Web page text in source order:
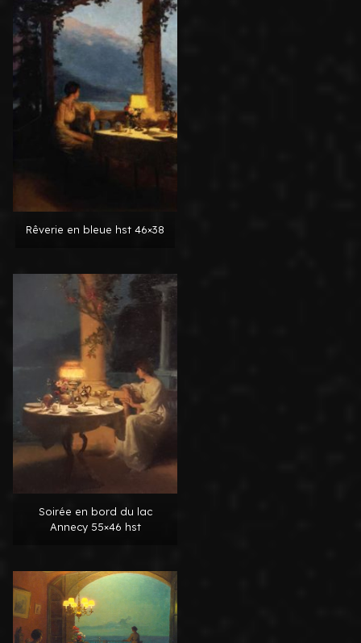
Rêverie en bleue hst 46×38
Soirée en bord du lac
Annecy 55×46 hst